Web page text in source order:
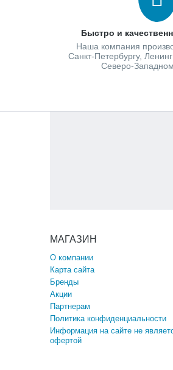
Быстро и
Наша компания
Санкт-Петербургу,
Северо-
МАГАЗИН
О компании
Карта сайта
Бренды
Акции
Партнерам
Политика конфиденциальности
Информация на сайте не
офертой